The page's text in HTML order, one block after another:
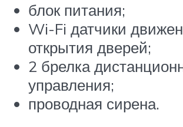
блок питания;
Wi-Fi датчики
открытия дверей;
2 брелка
управления;
проводная сирена.